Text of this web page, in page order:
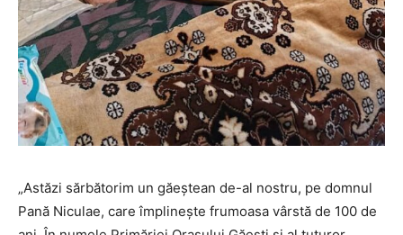
„Astăzi sărbătorim un găeștean de-al nostru, pe domnul
Pană Niculae, care împlinește frumoasa vârstă de 100 de